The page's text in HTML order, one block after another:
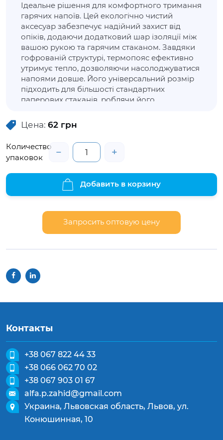
Ідеальне рішення для комфортного тримання
гарячих напоїв. Цей екологічно чистий
аксесуар забезпечує надійний захист від
опіків, додаючи додатковий шар ізоляції між
вашою рукою та гарячим стаканом. Завдяки
гофрованій структурі, термопояс ефективно
утримує тепло, дозволяючи насолоджуватися
напоями довше. Його універсальний розмір
підходить для більшості стандартних
паперових стаканів, роблячи його
доставки. Простий у використанні та
переробці, цей термопояс є чудовим
вибором для закладів, які дбають про
комфорт клієнтів та навколишнє середовище.
Цена: 62 грн
Количество
упаковок
− +
Добавить в корзину
Запросить оптовую цену
Контакты
+38 067 822 44 33
+38 066 062 70 02
+38 067 903 01 67
alfa.p.zahid@gmail.com
Украина, Львовская область, Львов, ул.
Конюшинная, 10